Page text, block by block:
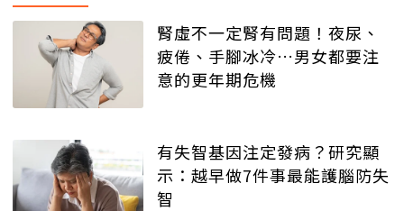
腎虛不一定腎有問題！夜尿、
疲倦、手腳冰冷…男女都要注
意的更年期危機
有失智基因注定發病？研究顯
示：越早做7件事最能護腦防失
智